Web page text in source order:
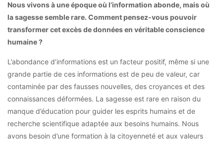
Nous vivons à une époque où l’information abonde, mais où
la sagesse semble rare. Comment pensez-vous pouvoir
transformer cet excès de données en véritable conscience
humaine ?
L’abondance d’informations est un facteur positif, même si une
grande partie de ces informations est de peu de valeur, car
contaminée par des fausses nouvelles, des croyances et des
connaissances déformées. La sagesse est rare en raison du
manque d’éducation pour guider les esprits humains et de
recherche scientifique adaptée aux besoins humains. Nous
avons besoin d’une formation à la citoyenneté et aux valeurs